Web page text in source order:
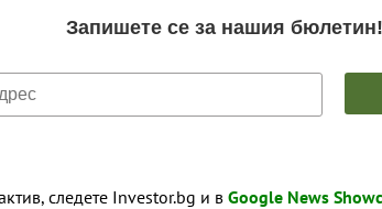
следете Investor.bg и вGoogle News